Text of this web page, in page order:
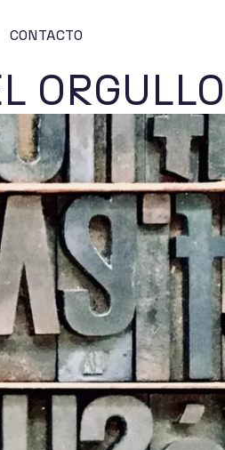
CONTACTO
ORGULLO